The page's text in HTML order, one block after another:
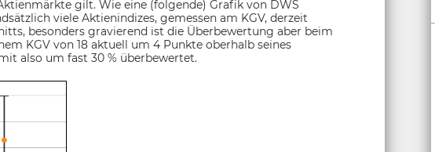
gilt. Wie eine (folgende) Grafik von DWS
viele Aktienindizes, gemessen am KGV, derzeit
besonders gravierend ist die Überbewertung aber beim
KGV von 18 aktuell um 4 Punkte oberhalb seines
also um fast 30 % überbewertet.